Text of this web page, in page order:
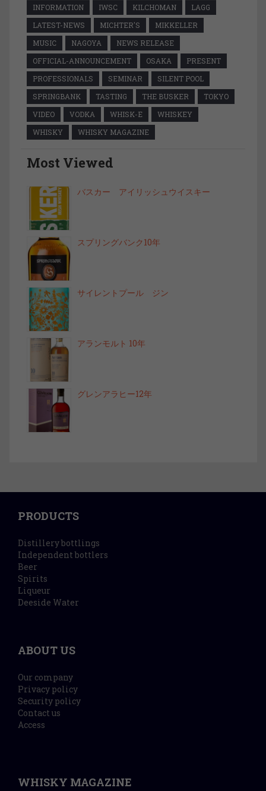
INFORMATION
IWSC KILCHOMAN
LAGG
LATEST-NEWS
MICHTER'S
MIKKELLER
MUSIC
NAGOYA
NEWS RELEASE
OFFICIAL-ANNOUNCEMENT
OSAKA
PRESENT
PROFESSIONALS
SEMINAR
SILENT POOL
SPRINGBANK
TASTING THE BUSKER
TOKYO
VIDEO
VODKA WHISK-E
WHISKEY
WHISKY
WHISKY MAGAZINE
Most Viewed
バスカー アイリッシュウイスキー
スプリングバンク10年
サイレントプール ジン
アランモルト 10年
グレンアラヒー12年
PRODUCTS
Distillery bottlings
Independent bottlers
Beer
Spirits
Liqueur
Deeside Water
ABOUT US
Our company
Privacy policy
Security policy
Contact us
Access
WHISKY MAGAZINE